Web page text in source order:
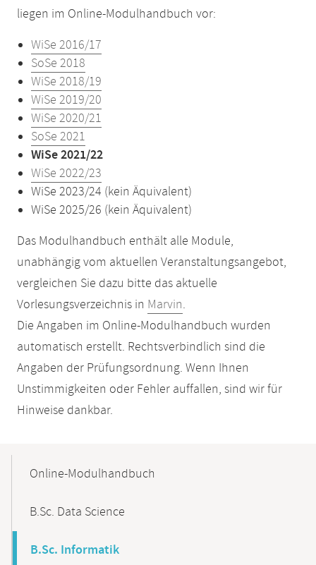
liegen im Online-Modulhandbuch vor:
WiSe 2016/17
SoSe 2018
WiSe 2018/19
WiSe 2019/20
WiSe 2020/21
SoSe 2021
WiSe 2021/22
WiSe 2022/23
WiSe 2023/24 (kein Äquivalent)
WiSe 2025/26 (kein Äquivalent)
Das Modulhandbuch enthält alle Module,
unabhängig vom aktuellen Veranstaltungsangebot,
vergleichen Sie dazu bitte das aktuelle
Vorlesungsverzeichnis in Marvin.
Die Angaben im Online-Modulhandbuch wurden
automatisch erstellt. Rechtsverbindlich sind die
Angaben der Prüfungsordnung. Wenn Ihnen
Unstimmigkeiten oder Fehler auffallen, sind wir für
Hinweise dankbar.
NavigationOnline-Modulhandbuch
B.Sc. Data Science
B.Sc. Informatik